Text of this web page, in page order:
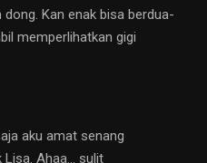
Kan enak bisa berdua-
memperlihatkan gigi
aku amat senang
Ahaa… sulit